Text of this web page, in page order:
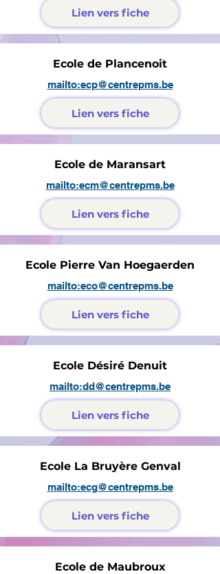
Lien vers fiche
Ecole de Plancenoit
mailto:ecp@centrepms.be
Lien vers fiche
Ecole de Maransart
mailto:ecm@centrepms.be
Lien vers fiche
Ecole Pierre Van Hoegaerden
mailto:eco@centrepms.be
Lien vers fiche
Ecole Désiré Denuit
mailto:dd@centrepms.be
Lien vers fiche
Ecole La Bruyère Genval
mailto:ecg@centrepms.be
Lien vers fiche
Ecole de Maubroux